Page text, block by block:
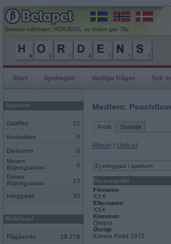
Senaste rullningen, HORdENS, av trulsie gav 78p
Start Spelregler Vanliga frågor Sök
Spelrum
Giraffen 22
Krokodilen 0
Elefanten
0
Musen
Böjningslistan
0
Grisen
Böjningslistan
13
Inloggade 35
Mobilspel
Pågående 18 278
Medlem:
Profil Statistik
Allmän | Utökad
Ej inloggad i spelrum
Personprofil
Förnamn
XXX
Efternamn
XXX
Kommun
Örebro
Övrigt
Kvinna Född 1972